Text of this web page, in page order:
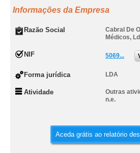
Informações da Empresa
Razão Social
Cabral De
Médicos,
NIF 5069...
Forma jurídica LDA
Atividade
Outras
n.e.
Aceda grátis ao relatório